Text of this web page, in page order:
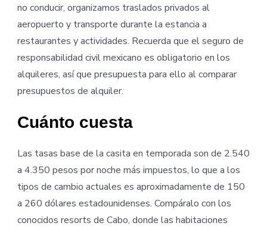
no conducir, organizamos traslados privados al
aeropuerto y transporte durante la estancia a
restaurantes y actividades. Recuerda que el seguro de
responsabilidad civil mexicano es obligatorio en los
alquileres, así que presupuesta para ello al comparar
presupuestos de alquiler.
Cuánto cuesta
Las tasas base de la casita en temporada son de 2.540
a 4.350 pesos por noche más impuestos, lo que a los
tipos de cambio actuales es aproximadamente de 150
a 260 dólares estadounidenses. Compáralo con los
conocidos resorts de Cabo, donde las habitaciones